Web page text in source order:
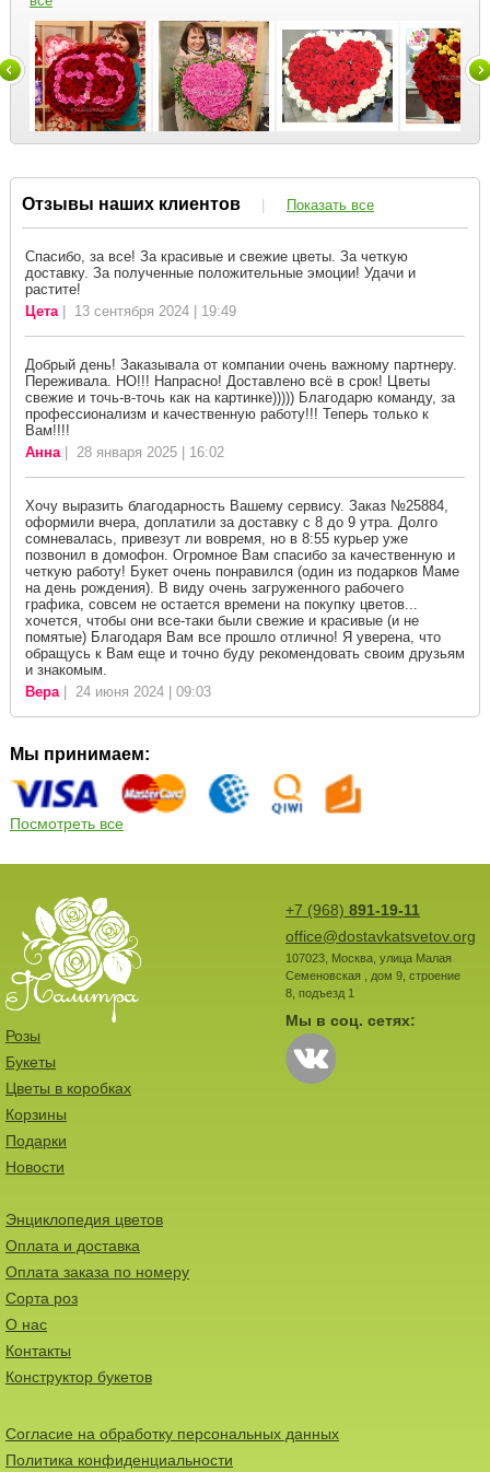
Отзывы наших клиентов | Показать все
Спасибо, за все! За красивые и свежие цветы. За четкую
доставку. За полученные положительные эмоции! Удачи и
растите!
Цета| 13 сентября 2024 | 19:49
Добрый день! Заказывала от компании очень важному партнеру.
Переживала. НО!!! Напрасно! Доставлено всё в срок! Цветы
свежие и точь-в-точь как на картинке))))) Благодарю команду, за
профессионализм и качественную работу!!! Теперь только к
Вам!!!!
Анна| 28 января 2025 | 16:02
Хочу выразить благодарность Вашему сервису. Заказ №25884,
оформили вчера, доплатили за доставку с 8 до 9 утра. Долго
сомневалась, привезут ли вовремя, но в 8:55 курьер уже
позвонил в домофон. Огромное Вам спасибо за качественную и
четкую работу! Букет очень понравился (один из подарков Маме
на день рождения). В виду очень загруженного рабочего
графика, совсем не остается времени на покупку цветов...
хочется, чтобы они все-таки были свежие и красивые (и не
помятые) Благодаря Вам все прошло отлично! Я уверена, что
обращусь к Вам еще и точно буду рекомендовать своим друзьям
и знакомым.
Вера| 24 июня 2024 | 09:03
Мы принимаем:
Посмотреть все
+7 (968) 891-19-11
office@dostavkatsvetov.org
107023, Москва, улица Малая
Семеновская , дом 9, строение
8, подъезд 1
Мы в соц. сетях:
Розы
Букеты
Цветы в коробках
Корзины
Подарки
Новости
Энциклопедия цветов
Оплата и доставка
Оплата заказа по номеру
Сорта роз
О нас
Контакты
Конструктор букетов
Согласие на обработку персональных данных
Политика конфиденциальности